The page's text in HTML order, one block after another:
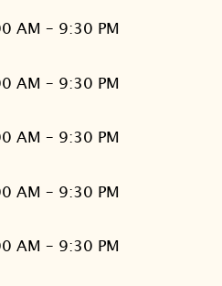
AM – 9:30 PM
AM – 9:30 PM
AM – 9:30 PM
AM – 9:30 PM
AM – 9:30 PM